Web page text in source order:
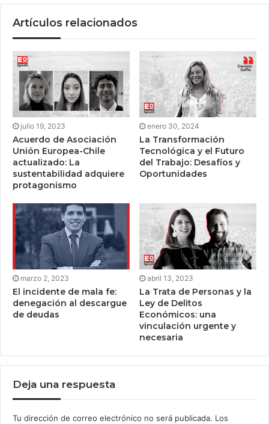
Artículos relacionados
julio 19, 2023
Acuerdo de Asociación
Unión Europea-Chile
actualizado: La
sustentabilidad adquiere
protagonismo
enero 30, 2024
La Transformación
Tecnológica y el Futuro
del Trabajo: Desafíos y
Oportunidades
marzo 2, 2023
El incidente de mala fe:
denegación al descargue
de deudas
abril 13, 2023
La Trata de Personas y la
Ley de Delitos
Económicos: una
vinculación urgente y
necesaria
Deja una respuesta
Tu dirección de correo electrónico no será publicada. Los